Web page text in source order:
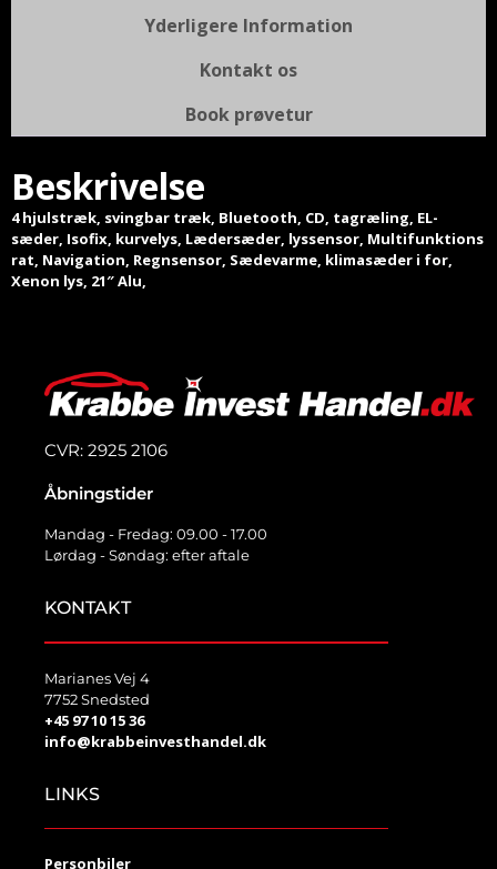
Yderligere Information
Kontakt os
Book prøvetur
Beskrivelse
4 hjulstræk, svingbar træk, Bluetooth, CD, tagræling, EL-
sæder, Isofix, kurvelys, Lædersæder, lyssensor, Multifunktions
rat, Navigation, Regnsensor, Sædevarme, klimasæder i for,
Xenon lys, 21″ Alu,
CVR: 2925 2106
Åbningstider
Mandag - Fredag: 09.00 - 17.00
Lørdag - Søndag: efter aftale
KONTAKT
Marianes Vej 4
7752 Snedsted
+45 97 10 15 36
info@krabbeinvesthandel.dk
LINKS
Personbiler